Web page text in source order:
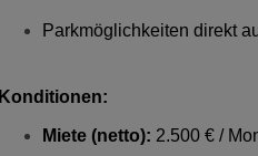
Parkmöglichkeiten direkt
Konditionen:
Miete (netto): 2.500 € /